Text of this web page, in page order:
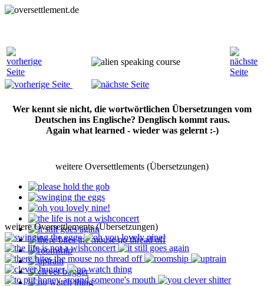
Wer kennt sie nicht, die wortwörtlichen Übersetzungen vom
Deutschen ins Englische? Denglisch kommt raus.
Again what learned - wieder was gelernt :-)
weitere Oversettlements (Übersetzungen)
weitere Oversettlements (Übersetzungen)